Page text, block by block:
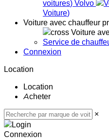
voitures) Volvo
Voiture)
Voiture avec chauffeur
Voiture
Service de
Connexion
Location
Location
Acheter
×
Connexion